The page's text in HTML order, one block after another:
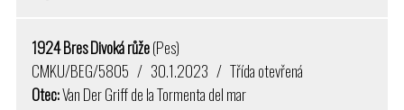
1924 Bres Divoká růže(Pes)
CMKU/BEG/5805 / 30.1.2023 / Třída otevřená
Otec:Van Der Griff de la Tormenta del mar